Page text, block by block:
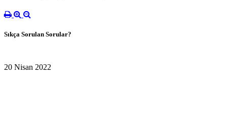
Sıkça Sorulan Sorular?
20 Nisan 2022